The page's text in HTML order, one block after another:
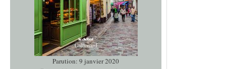
Parution: 9 janvier 2020